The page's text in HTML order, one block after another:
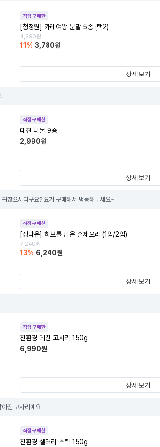
직접 구매한
[청정원] 카레여왕 분말 5종 (택2)
4,280원
11 % 3,780원
상세보기
직접 구매한
데친 나물 9종
2,990원
상세보기
귀찮으시다구요? 요거 구매해서 냉동해두세요~
직접 구매한
[정다운] 허브를 담은 훈제오리 (1입/2입)
7,240원
13% 6,240원
상세보기
직접 구매한
친환경 데친 고사리 150g
6,990원
상세보기
아진 고사리예요
직접 구매한
친환경 셀러리 스틱 150g